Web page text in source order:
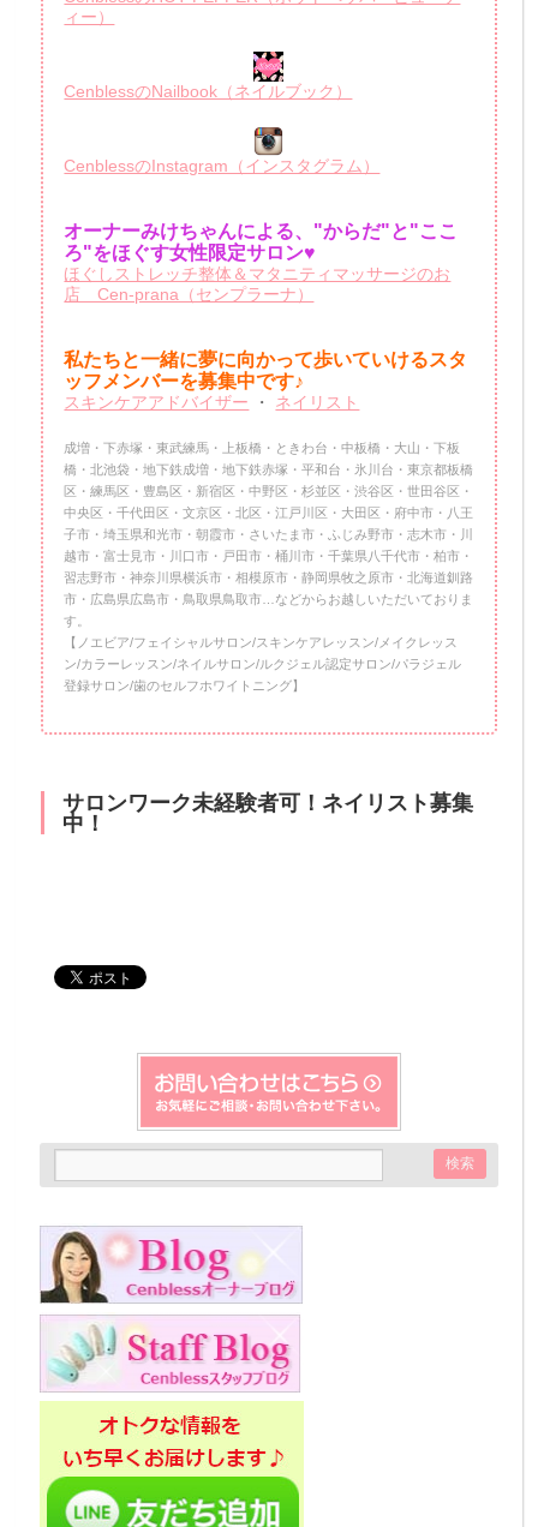
ィー）
CenblessのNailbook（ネイルブック）
CenblessのInstagram（インスタグラム）
オーナーみけちゃんによる、"からだ"と"ここ
ろ"をほぐす女性限定サロン♥
ほぐしストレッチ整体＆マタニティマッサージのお
店 Cen-prana（センプラーナ）
私たちと一緒に夢に向かって歩いていけるスタ
ッフメンバーを募集中です♪
スキンケアアドバイザー ・ ネイリスト
成増・下赤塚・東武練馬・上板橋・ときわ台・中板橋・大山・下板
橋・北池袋・地下鉄成増・地下鉄赤塚・平和台・氷川台・東京都板橋
区・練馬区・豊島区・新宿区・中野区・杉並区・渋谷区・世田谷区・
中央区・千代田区・文京区・北区・江戸川区・大田区・府中市・八王
子市・埼玉県和光市・朝霞市・さいたま市・ふじみ野市・志木市・川
越市・富士見市・川口市・戸田市・桶川市・千葉県八千代市・柏市・
習志野市・神奈川県横浜市・相模原市・静岡県牧之原市・北海道釧路
市・広島県広島市・鳥取県鳥取市…などからお越しいただいておりま
す。
【ノエビア/フェイシャルサロン/スキンケアレッスン/メイクレッス
ン/カラーレッスン/ネイルサロン/ルクジェル認定サロン/パラジェル
登録サロン/歯のセルフホワイトニング】
サロンワーク未経験者可！ネイリスト募集
中！